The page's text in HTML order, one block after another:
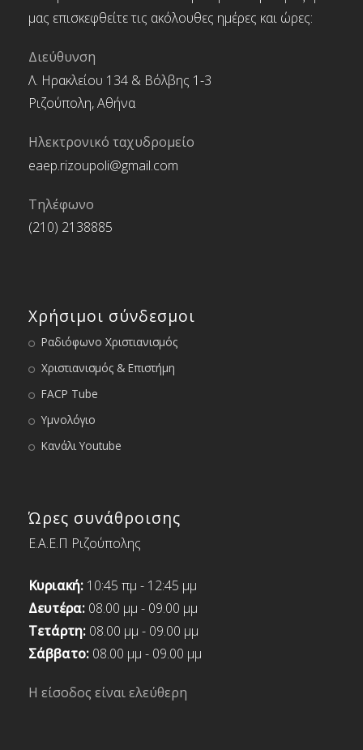
μας επισκεφθείτε τις ακόλουθες ημέρες και ώρες:
Διεύθυνση
Λ. Ηρακλείου 134 & Βόλβης 1-3
Ριζούπολη, Αθήνα
Ηλεκτρονικό ταχυδρομείο
eaep.rizoupoli@gmail.com
Τηλέφωνο
(210) 2138885
Χρήσιμοι σύνδεσμοι
Ραδιόφωνο Χριστιανισμός
Χριστιανισμός & Επιστήμη
FACP Tube
Υμνολόγιο
Κανάλι Youtube
Ώρες συνάθροισης
Ε.Α.Ε.Π Ριζούπολης
Κυριακή: 10:45 πμ - 12:45 μμ
Δευτέρα: 08.00 μμ - 09.00 μμ
Τετάρτη: 08.00 μμ - 09.00 μμ
Σάββατο: 08.00 μμ - 09.00 μμ
Η είσοδος είναι ελεύθερη